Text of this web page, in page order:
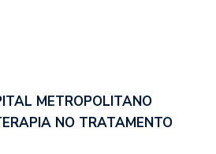
METROPOLITANO
NO TRATAMENTO